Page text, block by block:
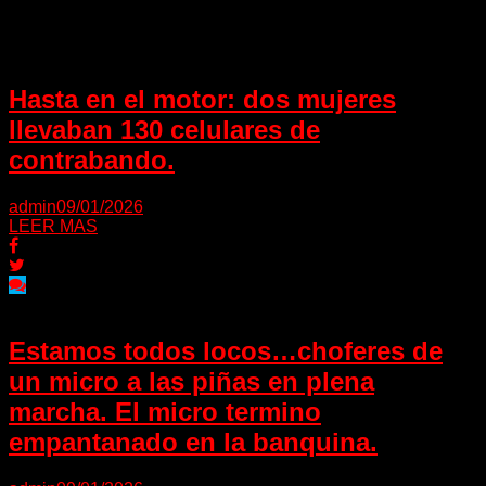
Hasta en el motor: dos mujeres
llevaban 130 celulares de
contrabando.
admin09/01/2026
LEER MAS
Estamos todos locos…choferes de
un micro a las piñas en plena
marcha. El micro termino
empantanado en la banquina.